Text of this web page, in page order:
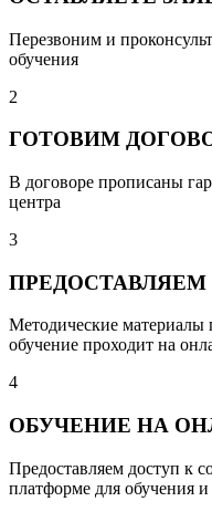
Перезвоним и
обучения
2
ГОТОВИМ
В договоре прописаны
центра
3
Методические
обучение проходит на
4
ОБУЧЕНИЕ НА
Предоставляем доступ к
платформе для обучения и